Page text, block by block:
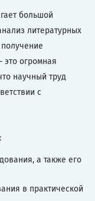
большой
литературных
это огромная
научный труд
с
а также его
в практической